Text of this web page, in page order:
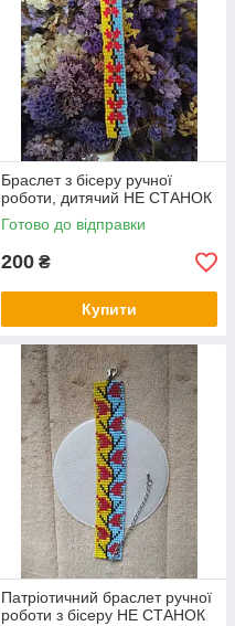
Браслет з бісеру ручної
роботи, дитячий НЕ СТАНОК
Готово до відправки
200 ₴
Купити
Патріотичний браслет ручної
роботи з бісеру НЕ СТАНОК